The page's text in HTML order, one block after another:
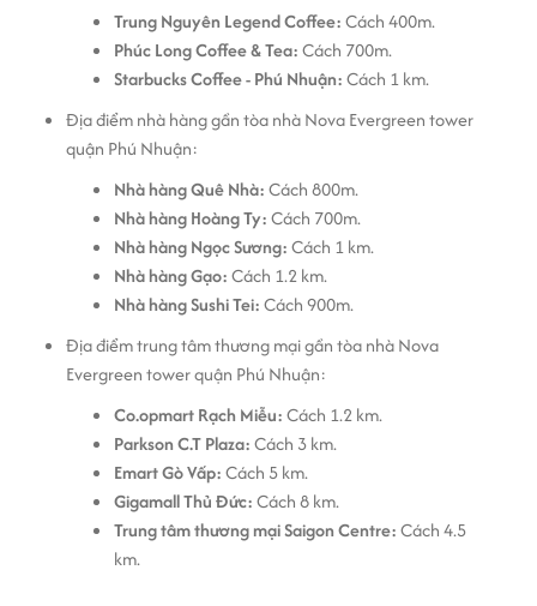
Trung Nguyên Legend Coffee:Cách 400m.
Phúc Long Coffee & Tea:Cách 700m.
Starbucks Coffee - Phú Nhuận:Cách 1 km.
Địa điểm nhà hàng gần tòa nhà Nova Evergreen tower
quận Phú Nhuận:
Nhà hàng Quê Nhà:Cách 800m.
Nhà hàng Hoàng Ty:Cách 700m.
Nhà hàng Ngọc Sương:Cách 1 km.
Nhà hàng Gạo:Cách 1.2 km.
Nhà hàng Sushi Tei:Cách 900m.
Địa điểm trung tâm thương mại gần tòa nhà Nova
Evergreen tower quận Phú Nhuận:
Co.opmart Rạch Miễu:Cách 1.2 km.
Parkson C.T Plaza:Cách 3 km.
Emart Gò Vấp:Cách 5 km.
Gigamall Thủ Đức:Cách 8 km.
Trung tâm thương mại Saigon Centre:Cách 4.5
km.